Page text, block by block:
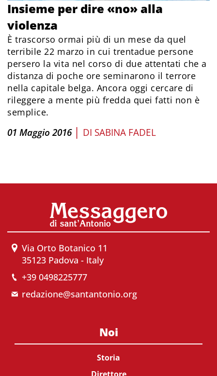
Insieme per dire «no» alla
violenza
È trascorso ormai più di un mese da quel
terribile 22 marzo in cui trentadue persone
persero la vita nel corso di due attentati che a
distanza di poche ore seminarono il terrore
nella capitale belga. Ancora oggi cercare di
rileggere a mente più fredda quei fatti non è
semplice.
01 Maggio 2016 | DI SABINA FADEL
Via Orto Botanico 11
35123 Padova - Italy
+39 0498225777
redazione@santantonio.org
Noi
Storia